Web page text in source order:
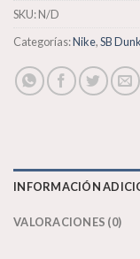
SKU:N/D
Categorías:Nike,SB Dunk
INFORMACIÓN
VALORACIONES (0)